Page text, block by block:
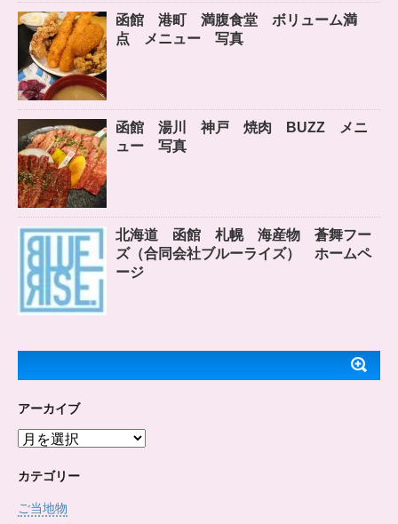
函館 港町 満腹食堂 ボリューム満
点 メニュー 写真
函館 湯川 神戸 焼肉 BUZZ メニ
ュー 写真
北海道 函館 札幌 海産物 蒼舞フー
ズ（合同会社ブルーライズ） ホームペ
ージ
アーカイブ
ア
カ
ブ
カテゴリー
ご当地物